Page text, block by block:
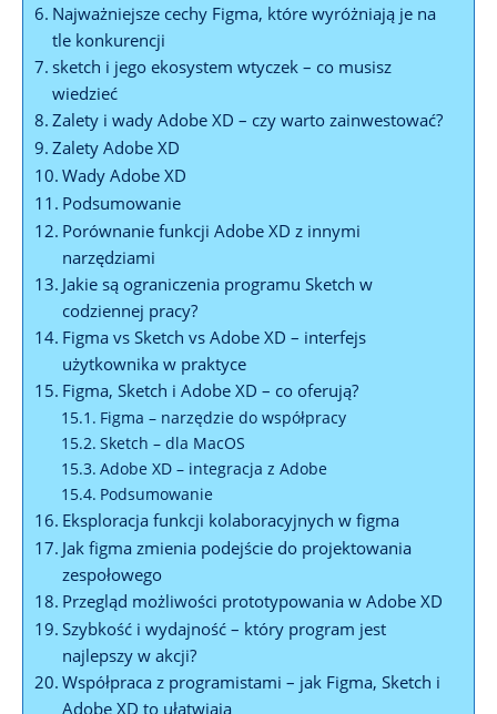
Najważniejsze cechy Figma, które wyróżniają je na
tle konkurencji
sketch ‍i jego ekosystem ⁣wtyczek – co musisz
‌wiedzieć
Zalety i wady⁢ Adobe⁢ XD ⁣– czy warto‌ zainwestować?
Zalety ⁣Adobe ⁢XD
Wady Adobe XD
Podsumowanie
Porównanie​ funkcji Adobe XD z innymi
narzędziami
Jakie są⁢ ograniczenia programu Sketch ​w
codziennej⁢ pracy?
Figma vs ⁢Sketch vs Adobe XD ‍–⁣ interfejs
użytkownika w praktyce
Figma, ⁢Sketch i Adobe ‍XD‌ – co ‍oferują?
Figma ⁤– narzędzie do współpracy
Sketch –⁣ dla MacOS
Adobe XD ‍– integracja ​z⁢ Adobe
Podsumowanie
Eksploracja⁢ funkcji kolaboracyjnych‌ w ‍figma
Jak⁤ figma⁣ zmienia ⁢podejście do ⁣projektowania
zespołowego
Przegląd ​możliwości prototypowania w Adobe XD
Szybkość⁣ i‍ wydajność⁣ – ⁣który ​program jest
‌najlepszy w akcji?
Współpraca​ z ‍programistami – jak Figma,‌ Sketch i
Adobe ⁢XD to ułatwiają